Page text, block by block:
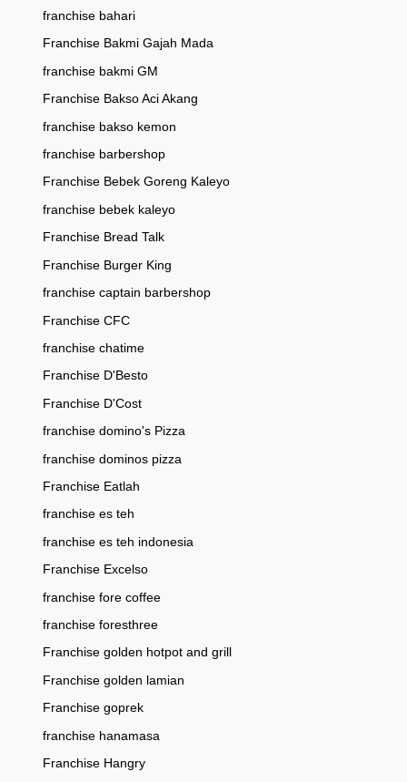
franchise bahari
Franchise Bakmi Gajah Mada
franchise bakmi GM
Franchise Bakso Aci Akang
franchise bakso kemon
franchise barbershop
Franchise Bebek Goreng Kaleyo
franchise bebek kaleyo
Franchise Bread Talk
Franchise Burger King
franchise captain barbershop
Franchise CFC
franchise chatime
Franchise D'Besto
Franchise D'Cost
franchise domino's Pizza
franchise dominos pizza
Franchise Eatlah
franchise es teh
franchise es teh indonesia
Franchise Excelso
franchise fore coffee
franchise foresthree
Franchise golden hotpot and grill
Franchise golden lamian
Franchise goprek
franchise hanamasa
Franchise Hangry